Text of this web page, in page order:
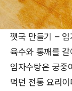
깻국 만들기 –
육수와 통깨를
임자수탕은 궁중
먹던 전통 요리